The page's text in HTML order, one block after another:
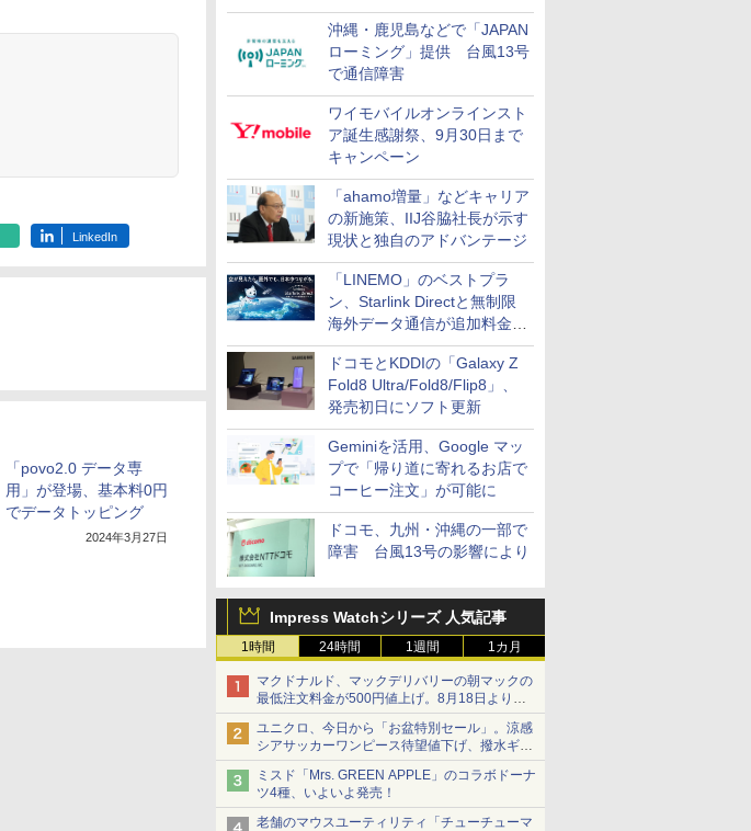
沖縄・鹿児島などで「JAPAN
ローミング」提供 台風13号
で通信障害
ワイモバイルオンラインスト
ア誕生感謝祭、9月30日まで
キャンペーン
「ahamo増量」などキャリア
の新施策、IIJ谷脇社長が示す
現状と独自のアドバンテージ
「LINEMO」のベストプラ
ン、Starlink Directと無制限
海外データ通信が追加料金な
しに
ドコモとKDDIの「Galaxy Z
Fold8 Ultra/Fold8/Flip8」、
発売初日にソフト更新
Geminiを活用、Google マッ
プで「帰り道に寄れるお店で
コーヒー注文」が可能に
ドコモ、九州・沖縄の一部で
障害 台風13号の影響により
Impress Watchシリーズ 人気記事
1時間 24時間 1週間 1カ月
マクドナルド、マックデリバリーの朝マックの
最低注文料金が500円値上げ。8月18日より
1,500円から受付
ユニクロ、今日から「お盆特別セール」。涼感
シアサッカーワンピース待望値下げ、撥水ギア
ショーツは1990円に
ミスド「Mrs. GREEN APPLE」のコラボドーナ
ツ4種、いよいよ発売！
老舗のマウスユーティリティ「チューチューマ
LinkedIn
「povo2.0 データ専
用」が登場、基本料0円
でデータトッピング
2024年3月27日